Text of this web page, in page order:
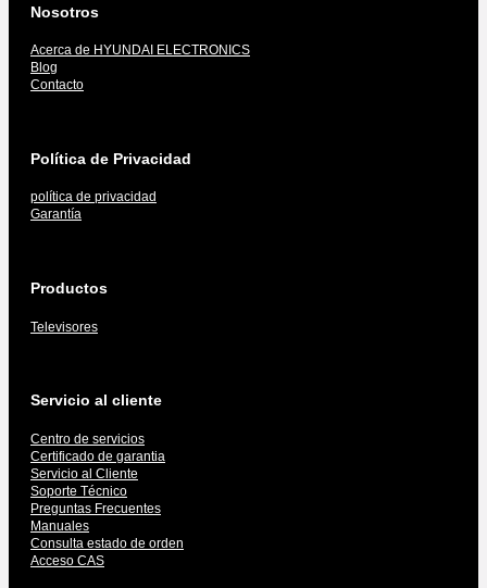
Nosotros
Acerca de HYUNDAI ELECTRONICS
Blog
Contacto
Política de Privacidad
política de privacidad
Garantía
Productos
Televisores
Servicio al cliente
Centro de servicios
Certificado de garantia
Servicio al Cliente
Soporte Técnico
Preguntas Frecuentes
Manuales
Consulta estado de orden
Acceso CAS